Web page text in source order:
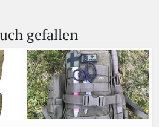
gefallen